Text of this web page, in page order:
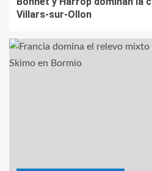
Villars-sur-Ollon